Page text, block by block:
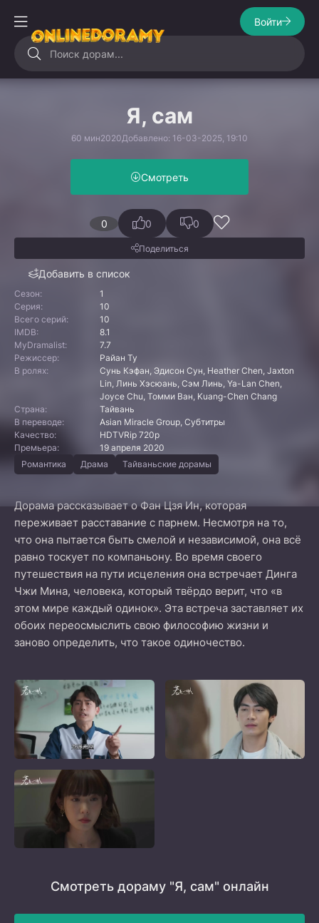
Войти
Я, сам
60 мин2020Добавлено: 16-03-2025, 19:10
Смотреть
0
Добавить в список
0 0
Поделиться
Сезон:
1
Серия:
10
Всего серий:
10
IMDB:
8.1
MyDramalist:
7.7
Режиссер:
Райан Ту
В ролях:
Сунь Кэфан, Эдисон Сун, Heather Chen, Jaxton
Lin, Линь Хэсюань, Сэм Линь, Ya-Lan Chen,
Joyce Chu, Томми Ван, Kuang-Chen Chang
Страна:
Тайвань
В переводе:
Asian Miracle Group, Субтитры
Качество:
HDTVRip 720p
Премьера:
19 апреля 2020
Романтика
Драма Тайваньские дорамы
Дорама рассказывает о Фан Цзя Ин, которая
переживает расставание с парнем. Несмотря на то,
что она пытается быть смелой и независимой, она всё
равно тоскует по компаньону. Во время своего
путешествия на пути исцеления она встречает Динга
Чжи Мина, человека, который твёрдо верит, что «в
этом мире каждый одинок». Эта встреча заставляет их
обоих переосмыслить свою философию жизни и
заново определить, что такое одиночество.
Смотреть дораму "Я, сам" онлайн